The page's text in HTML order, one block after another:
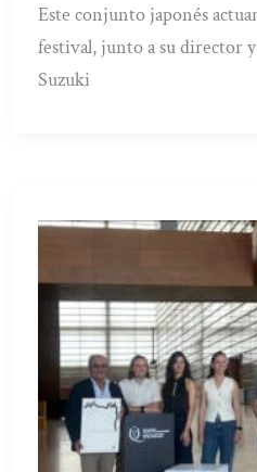
Este conjunto japonés
festival, junto a su director
Suzuki